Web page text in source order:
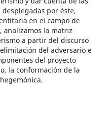
por éste,
en el campo de
analizamos la matriz
a partir del discurso
del adversario e
del proyecto
la conformación de la